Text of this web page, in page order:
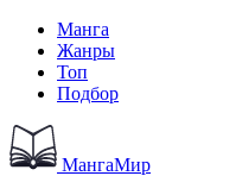
Манга
Жанры
Топ
Подбор
МангаМир